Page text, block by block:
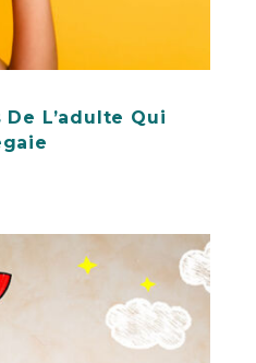
De L’adulte Qui